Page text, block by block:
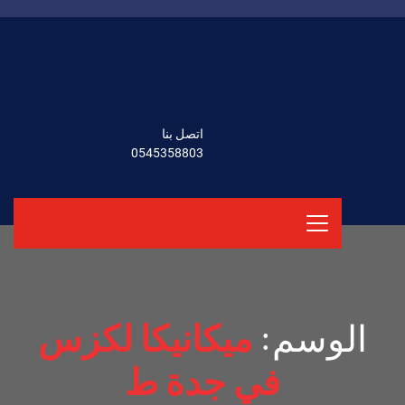
اتصل بنا
0545358803
الوسم: ميكانيكا لكزس
في جدة ط